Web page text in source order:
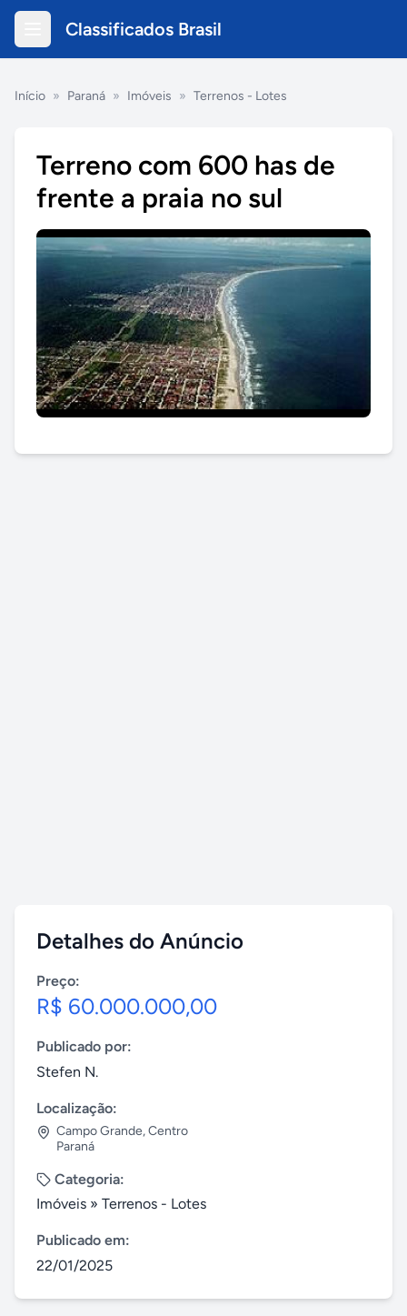
Classificados Brasil
Início » Paraná » Imóveis » Terrenos - Lotes
Terreno com 600 has de
frente a praia no sul
Detalhes do Anúncio
Preço:
R$ 60.000.000,00
Publicado por:
Stefen N.
Localização:
Campo Grande,Centro
Paraná
Categoria:
Imóveis » Terrenos - Lotes
Publicado em:
22/01/2025